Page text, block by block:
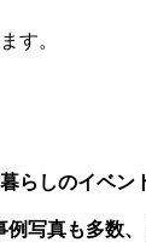
す。
らしのイベン
写真も多数